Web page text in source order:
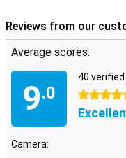
Reviews from our
Average scores:
9.0
40
4.5 stars
Camera: